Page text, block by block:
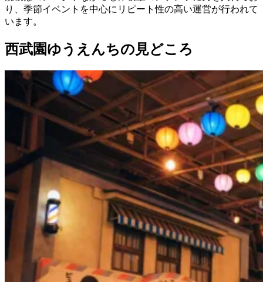
り、季節イベントを中心にリピート性の高い運営が行われて
います。
西武園ゆうえんちの見どころ